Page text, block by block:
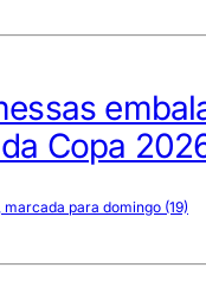
Copa
para domingo (19)